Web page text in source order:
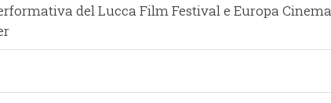
del Lucca Film Festival e Europa